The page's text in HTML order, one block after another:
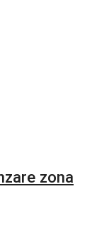
zona